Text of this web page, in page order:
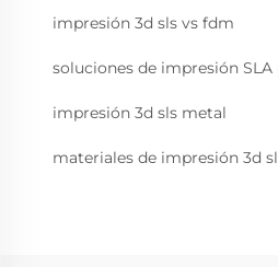
impresión 3d sls vs fdm
soluciones de impresión SLA
impresión 3d sls metal
materiales de impresión 3d